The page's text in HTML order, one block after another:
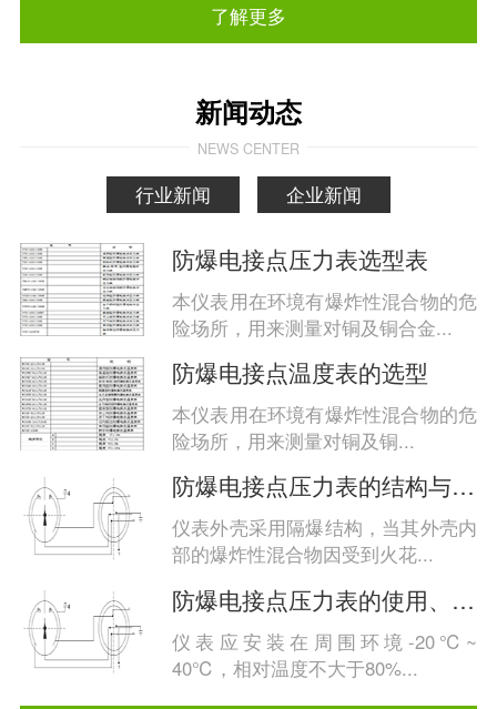
了解更多
新闻动态
NEWS CENTER
行业新闻 企业新闻
防爆电接点压力表选型表
本仪表用在环境有爆炸性混合物的危
险场所，用来测量对铜及铜合金...
防爆电接点温度表的选型
本仪表用在环境有爆炸性混合物的危
险场所，用来测量对铜及铜...
防爆电接点压力表的结构与工作原理
仪表外壳采用隔爆结构，当其外壳内
部的爆炸性混合物因受到火花...
防爆电接点压力表的使用、维护与检修
仪表应安装在周围环境-20℃~
40℃，相对温度不大于80%...